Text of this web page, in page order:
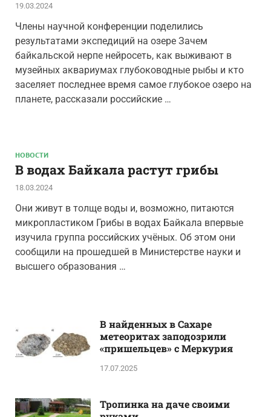
19.03.2024
Члены научной конференции поделились
результатами экспедиций на озере Зачем
байкальской нерпе нейросеть, как выживают в
музейных аквариумах глубоководные рыбы и кто
заселяет последнее время самое глубокое озеро на
планете, рассказали российские …
НОВОСТИ
В водах Байкала растут грибы
18.03.2024
Они живут в толще воды и, возможно, питаются
микропластиком Грибы в водах Байкала впервые
изучила группа российских учёных. Об этом они
сообщили на прошедшей в Министерстве науки и
высшего образования …
В найденных в Сахаре
метеоритах заподозрили
«пришельцев» с Меркурия
17.07.2025
Тропинка на даче своими